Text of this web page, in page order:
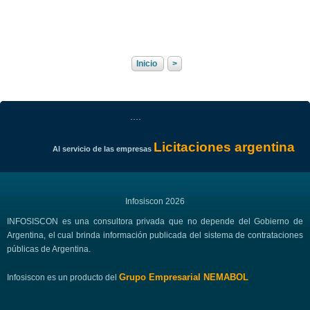
Inicio >
Al servicio de las empresas Licitaciones argentina
Infosiscon 2026
INFOSISCON es una consultora privada que no depende del Gobierno de
Argentina, el cual brinda información publicada del sistema de contrataciones
públicas de Argentina.
Infosiscon es un producto del Grupo Empresarial NEMABOL